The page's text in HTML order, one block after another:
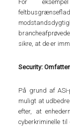
For
sikre, at de er
Security:
På grund af
muligt at
efter, at
cyberkriminelle